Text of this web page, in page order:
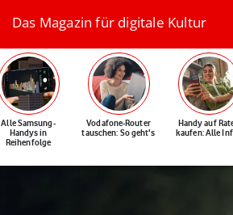
Das Magazin für digitale Kultur
Alle Samsung-
Handys in
Reihenfolge
Vodafone-Router
tauschen: So geht's
Handy auf
kaufen: Alle